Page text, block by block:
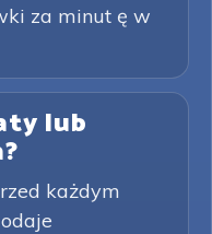
za minut ę w
lub
każdym